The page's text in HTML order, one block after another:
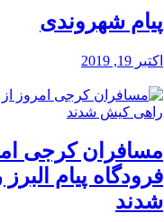
پیام شهروندی
اکتبر 19, 2019
مسافران کرجی
فرودگاه پیام
شدند